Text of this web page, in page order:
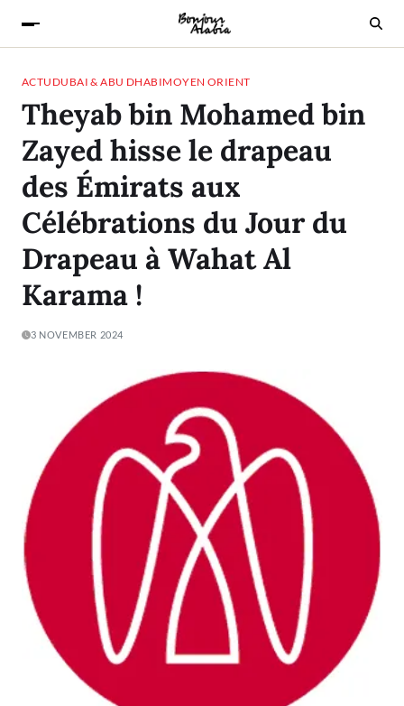
ACTU DUBAI & ABU DHABIMOYEN ORIENT
Theyab bin Mohamed bin
Zayed hisse le drapeau
des Émirats aux
Célébrations du Jour du
Drapeau à Wahat Al
Karama !
3 NOVEMBER 2024